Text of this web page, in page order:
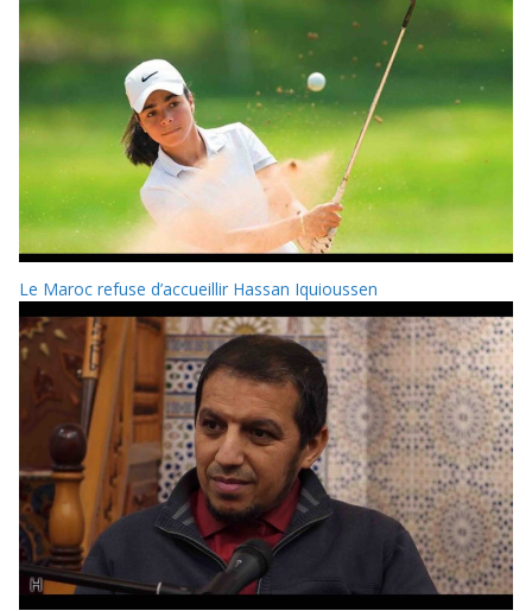
Le Maroc refuse d’accueillir Hassan Iquioussen